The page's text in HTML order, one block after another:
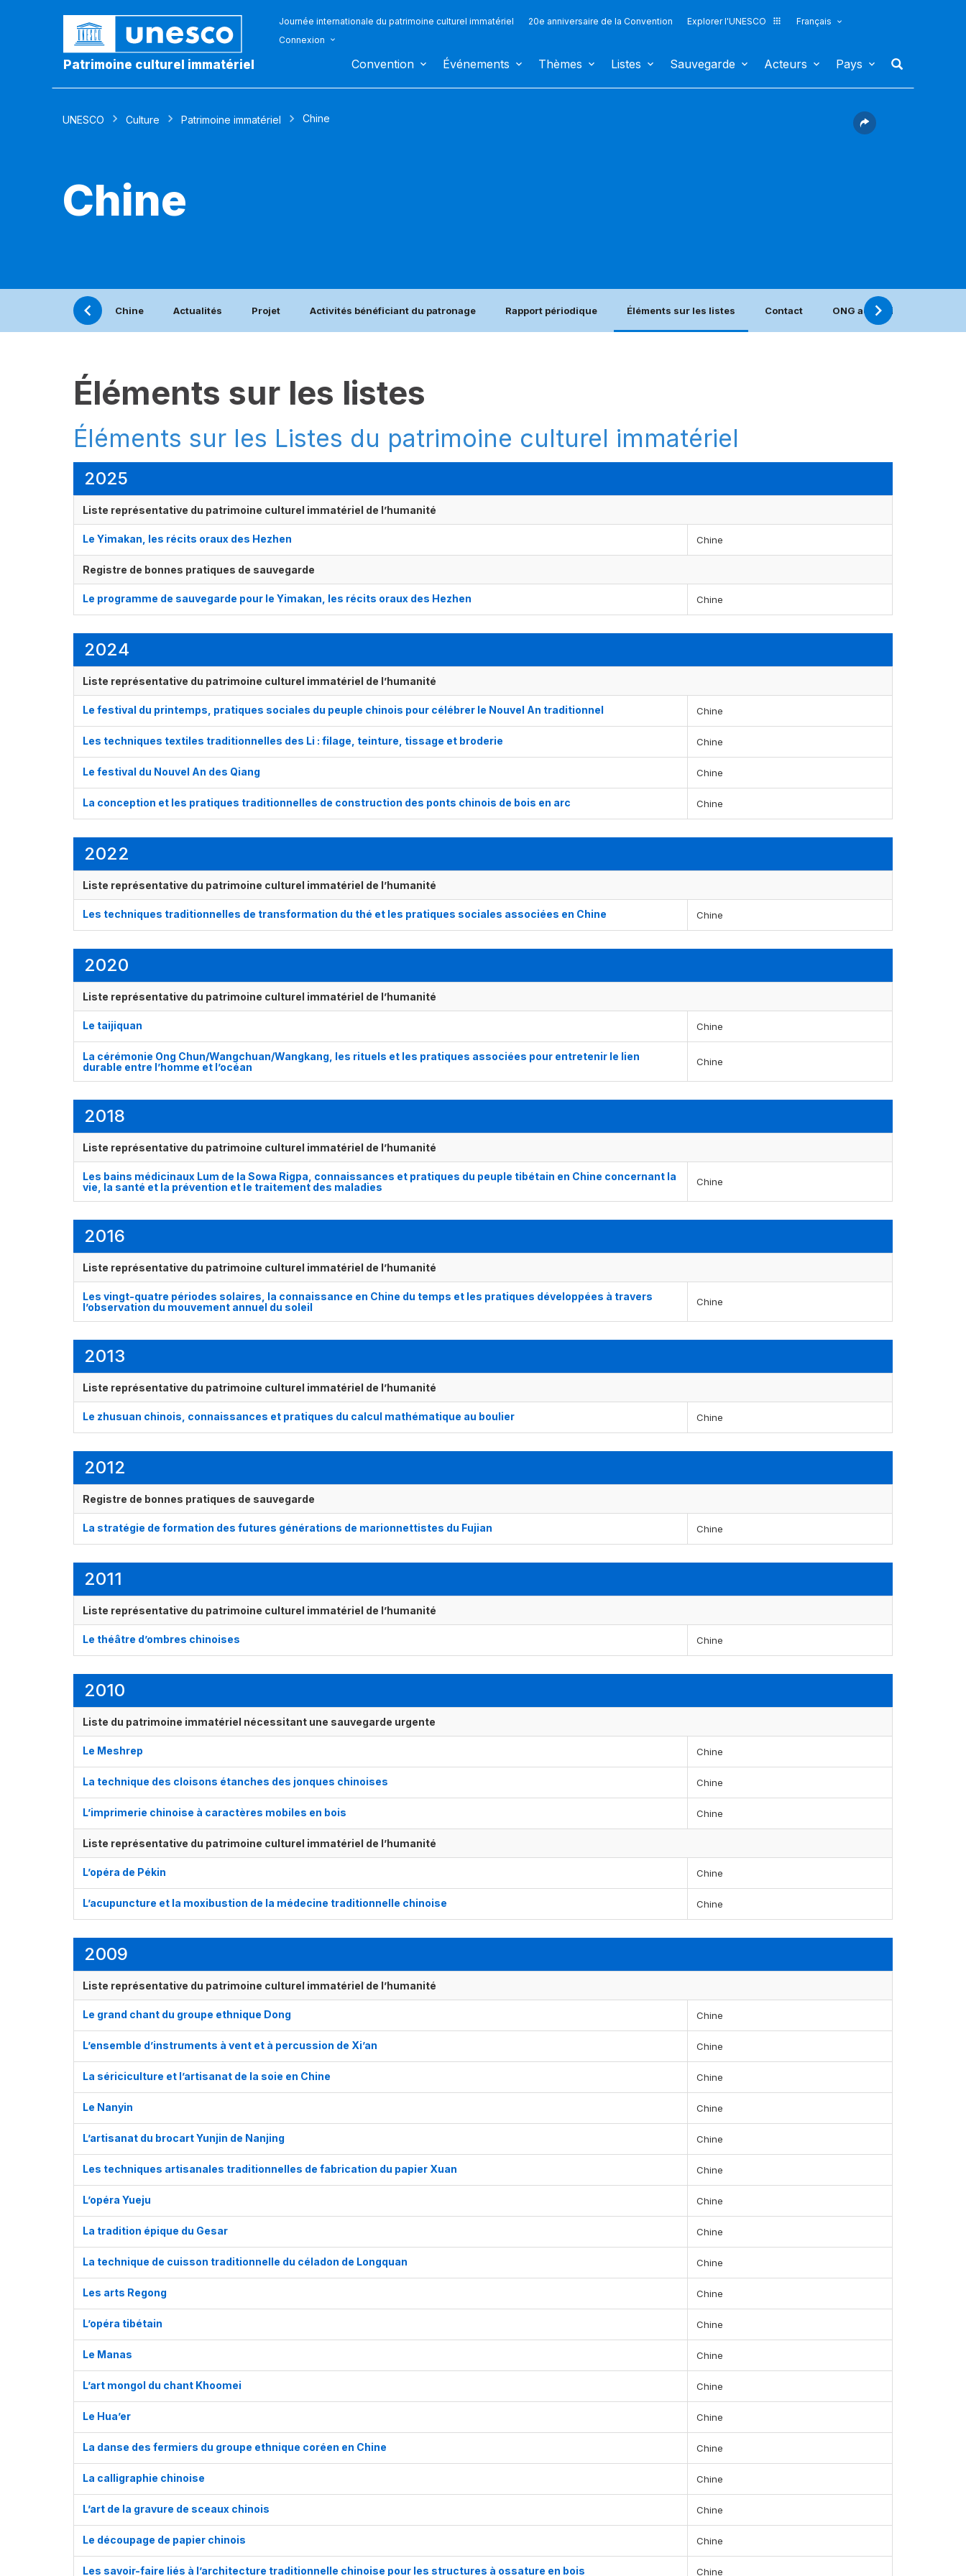
Patrimoine culturel immatériel
Journée internationale du patrimoine culturel immatériel 20e anniversaire de la Convention Explorer l'UNESCO
Français
Connexion
Convention Événements Thèmes Listes Sauvegarde Acteurs Pays
UNESCO Culture Patrimoine immatériel Chine
Chine
Chine Actualités Projet Activités bénéficiant du patronage Rapport périodique Éléments sur les listes Contact ONG accréditées situées
Éléments sur les listes
Éléments sur les Listes du patrimoine culturel immatériel
2025
Liste représentative du patrimoine culturel immatériel de l’humanité
Le Yimakan, les récits oraux des Hezhen Chine
Registre de bonnes pratiques de sauvegarde
Le programme de sauvegarde pour le Yimakan, les récits oraux des Hezhen Chine
2024
Liste représentative du patrimoine culturel immatériel de l’humanité
Le festival du printemps, pratiques sociales du peuple chinois pour célébrer le Nouvel An traditionnel Chine
Les techniques textiles traditionnelles des Li : filage, teinture, tissage et broderie Chine
Le festival du Nouvel An des Qiang Chine
La conception et les pratiques traditionnelles de construction des ponts chinois de bois en arc Chine
2022
Liste représentative du patrimoine culturel immatériel de l’humanité
Les techniques traditionnelles de transformation du thé et les pratiques sociales associées en Chine Chine
2020
Liste représentative du patrimoine culturel immatériel de l’humanité
Le taijiquan Chine
La cérémonie Ong Chun/Wangchuan/Wangkang, les rituels et les pratiques associées pour entretenir le lien
durable entre l’homme et l’océan
Chine
2018
Liste représentative du patrimoine culturel immatériel de l’humanité
Les bains médicinaux Lum de la Sowa Rigpa, connaissances et pratiques du peuple tibétain en Chine concernant la
vie, la santé et la prévention et le traitement des maladies
Chine
2016
Liste représentative du patrimoine culturel immatériel de l’humanité
Les vingt-quatre périodes solaires, la connaissance en Chine du temps et les pratiques développées à travers
l’observation du mouvement annuel du soleil
Chine
2013
Liste représentative du patrimoine culturel immatériel de l’humanité
Le zhusuan chinois, connaissances et pratiques du calcul mathématique au boulier Chine
2012
Registre de bonnes pratiques de sauvegarde
La stratégie de formation des futures générations de marionnettistes du Fujian Chine
2011
Liste représentative du patrimoine culturel immatériel de l’humanité
Le théâtre d’ombres chinoises Chine
2010
Liste du patrimoine immatériel nécessitant une sauvegarde urgente
Le Meshrep Chine
La technique des cloisons étanches des jonques chinoises Chine
L’imprimerie chinoise à caractères mobiles en bois Chine
Liste représentative du patrimoine culturel immatériel de l’humanité
L’opéra de Pékin Chine
L’acupuncture et la moxibustion de la médecine traditionnelle chinoise Chine
2009
Liste représentative du patrimoine culturel immatériel de l’humanité
Le grand chant du groupe ethnique Dong Chine
L’ensemble d’instruments à vent et à percussion de Xi’an Chine
La sériciculture et l’artisanat de la soie en Chine Chine
Le Nanyin Chine
L’artisanat du brocart Yunjin de Nanjing Chine
Les techniques artisanales traditionnelles de fabrication du papier Xuan Chine
L’opéra Yueju Chine
La tradition épique du Gesar Chine
La technique de cuisson traditionnelle du céladon de Longquan Chine
Les arts Regong Chine
L’opéra tibétain Chine
Le Manas Chine
L’art mongol du chant Khoomei Chine
Le Hua’er Chine
La danse des fermiers du groupe ethnique coréen en Chine Chine
La calligraphie chinoise Chine
L’art de la gravure de sceaux chinois Chine
Le découpage de papier chinois Chine
Les savoir-faire liés à l’architecture traditionnelle chinoise pour les structures à ossature en bois Chine